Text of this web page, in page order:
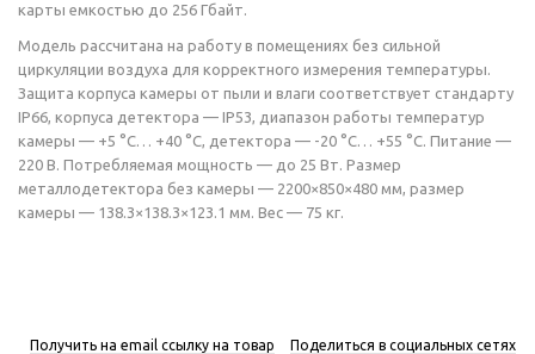
карты емкостью до 256 Гбайт.
Модель рассчитана на работу в помещениях без сильной
циркуляции воздуха для корректного измерения температуры.
Защита корпуса камеры от пыли и влаги соответствует стандарту
IP66, корпуса детектора — IP53, диапазон работы температур
камеры — +5 °C… +40 °C, детектора — -20 °C… +55 °C. Питание —
220 В. Потребляемая мощность — до 25 Вт. Размер
металлодетектора без камеры — 2200×850×480 мм, размер
камеры — 138.3×138.3×123.1 мм. Вес — 75 кг.
Получить на email ссылку на товар Поделиться в социальных сетях